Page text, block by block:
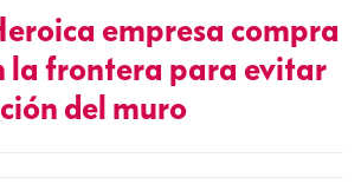
empresa compra
la frontera para evitar
del muro